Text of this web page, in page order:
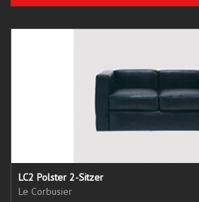
LC2 Polster 2-Sitzer
Le Corbusier